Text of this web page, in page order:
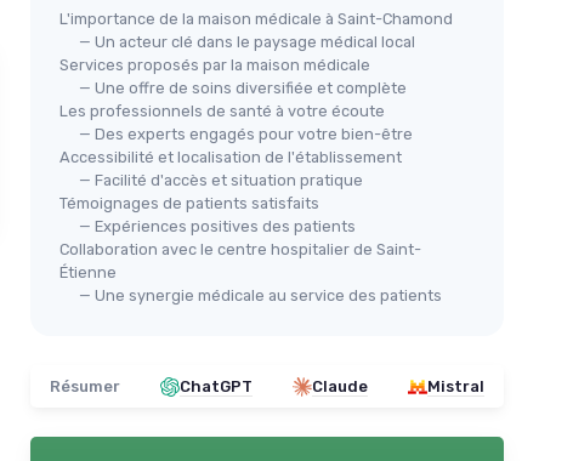
L'importance de la maison médicale à Saint-Chamond
— Un acteur clé dans le paysage médical local
Services proposés par la maison médicale
— Une offre de soins diversifiée et complète
Les professionnels de santé à votre écoute
— Des experts engagés pour votre bien-être
Accessibilité et localisation de l'établissement
— Facilité d'accès et situation pratique
Témoignages de patients satisfaits
— Expériences positives des patients
Collaboration avec le centre hospitalier de Saint-
Étienne
— Une synergie médicale au service des patients
Résumer ChatGPT Claude Mistral